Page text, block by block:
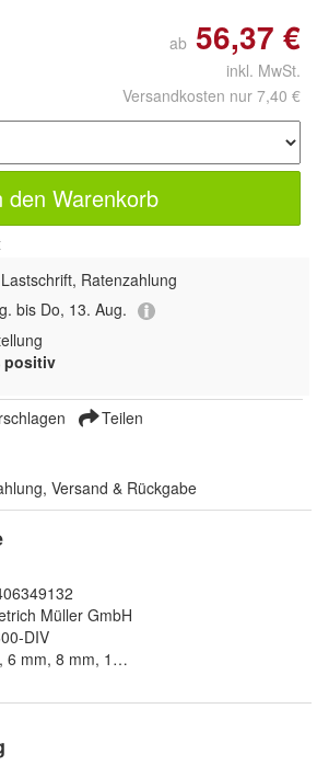
ab 56,37 €
inkl. MwSt.
Versandkosten nur 7,40 €
den Warenkorb
Ratenzahlung
bis Do, 13. Aug.
positiv
Teilen
Versand & Rückgabe
Müller GmbH
DIV